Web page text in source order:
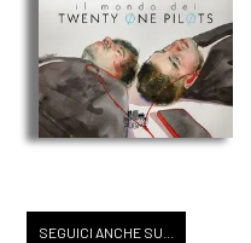
SEGUICI ANCHE SU...